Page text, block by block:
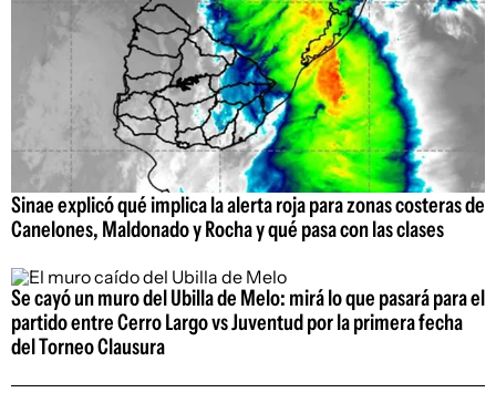
Sinae explicó qué implica la alerta roja para zonas costeras de
Canelones, Maldonado y Rocha y qué pasa con las clases
Se cayó un muro del Ubilla de Melo: mirá lo que pasará para el
partido entre Cerro Largo vs Juventud por la primera fecha
del Torneo Clausura